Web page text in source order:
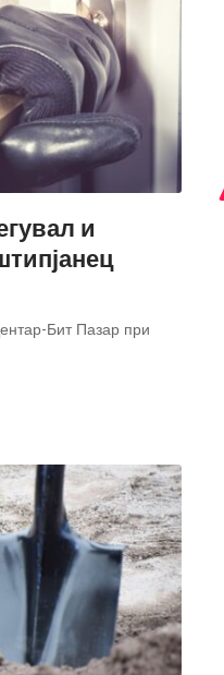
и
Бит Пазар при